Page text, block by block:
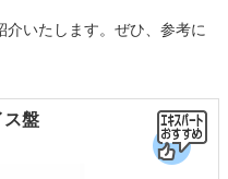
介いたします。ぜひ、参考に
ス盤